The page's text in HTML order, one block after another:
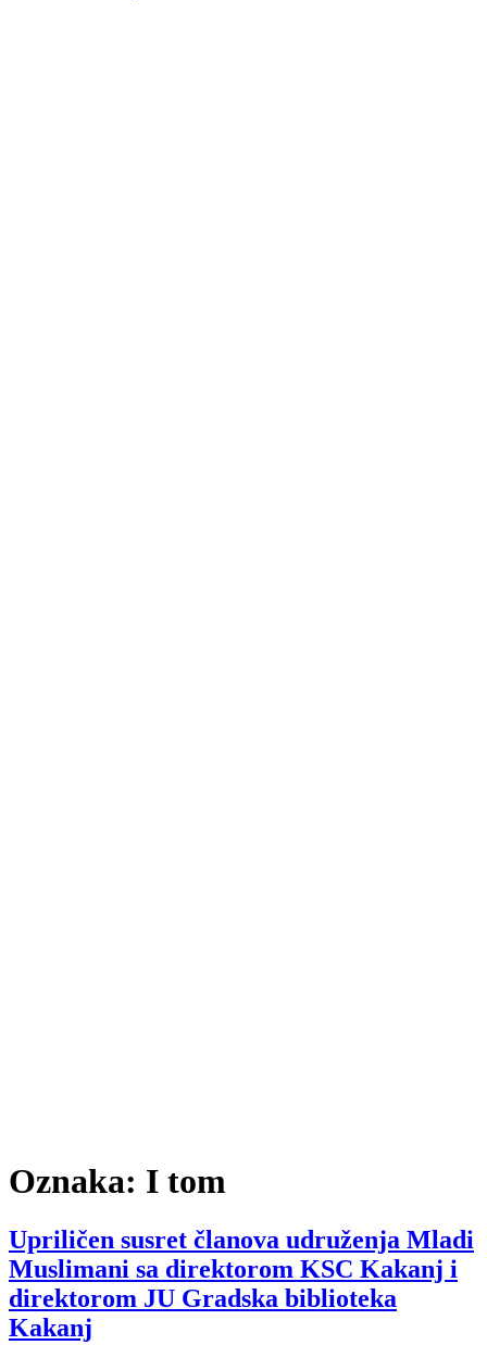
Oznaka: I tom
Upriličen susret članova udruženja Mladi
Muslimani sa direktorom KSC Kakanj i
direktorom JU Gradska biblioteka
Kakanj